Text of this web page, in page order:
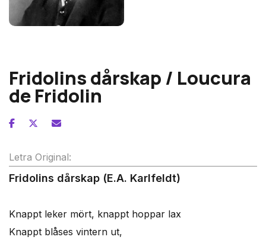
Fridolins dårskap / Loucura
de Fridolin
Letra Original:
Fridolins dårskap (E.A. Karlfeldt)
Knappt leker mört, knappt hoppar lax
Knappt blåses vintern ut,